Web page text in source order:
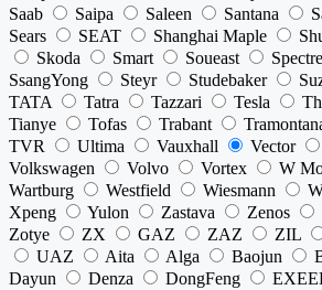
Saab
Saipa Saleen Santana
Sears
SEAT Shanghai Maple
Skoda
Smart Soueast Spectre
SsangYong
Steyr Studebaker
TATA
Tatra Tazzari Tesla
Tianye
Tofas Trabant
TVR
Ultima Vauxhall Vector
Volkswagen
Volvo Vortex W
Wartburg
Westfield Wiesmann
Xpeng
Yulon Zastava Zenos
Zotye
ZX GAZ ZAZ ZIL
UAZ
Aita Alga Baojun
Dayun
Denza DongFeng